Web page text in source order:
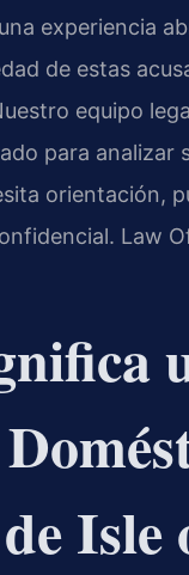
experiencia
de estas
equipo
para
orientación,
Law